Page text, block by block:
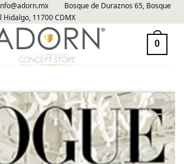
Bosque de Duraznos 65, Bosque
Hidalgo, 11700 CDMX
0
Añadir
a la
lista de
deseos